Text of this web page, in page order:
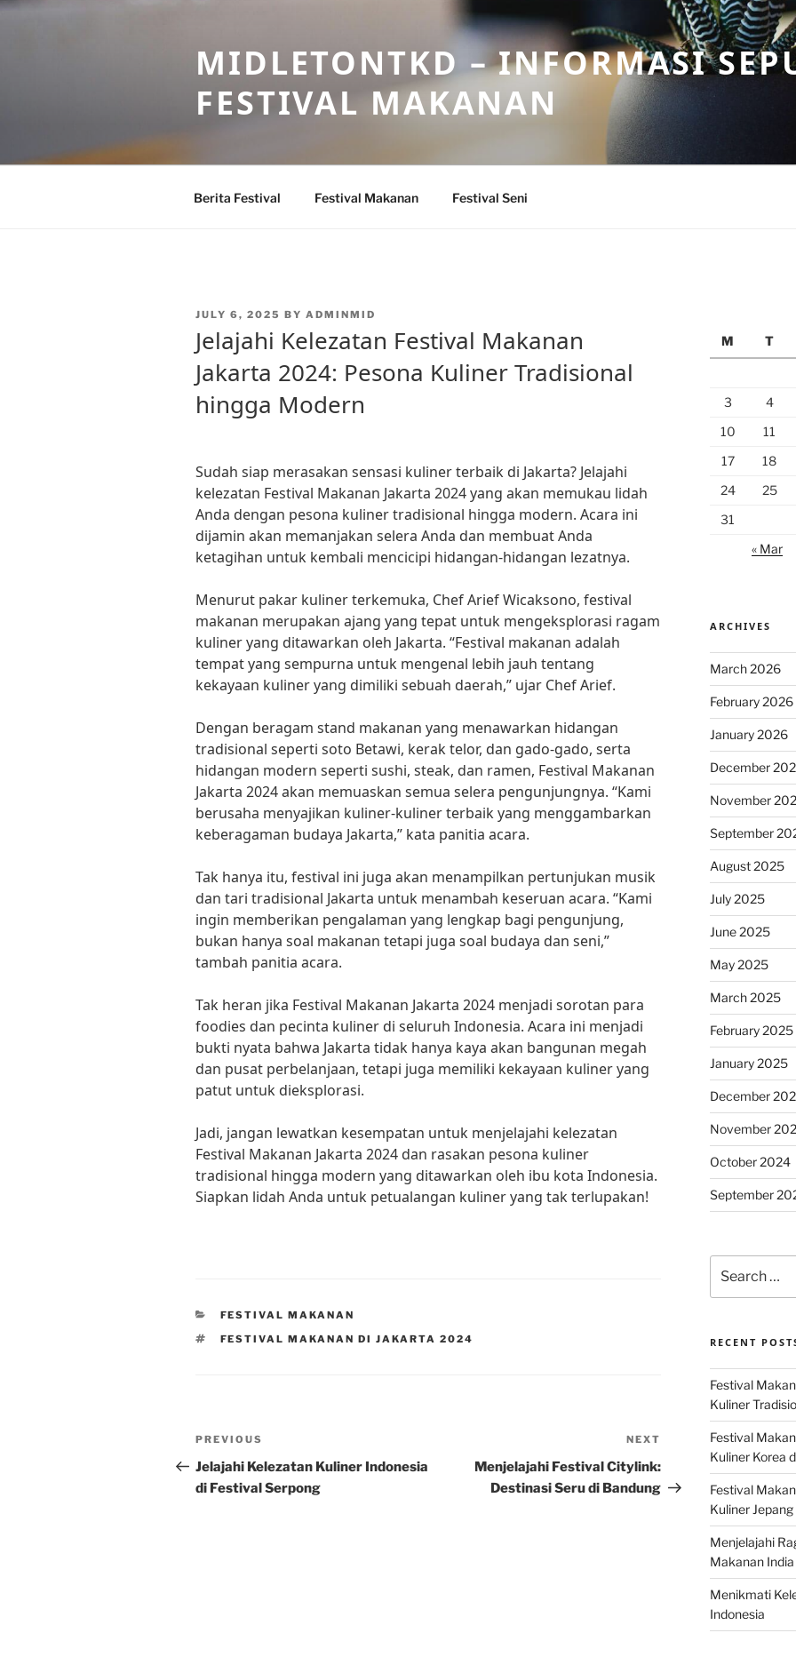
Skip
MIDLETONTKD – INFORMASI
FESTIVAL MAKANAN
Berita Festival Festival Makanan Festival Seni
POSTED
JULY 6, 2025 BY ADMINMID
Jelajahi Kelezatan Festival Makanan
Jakarta 2024: Pesona Kuliner Tradisional
hingga Modern
Sudah siap merasakan sensasi kuliner terbaik di Jakarta? Jelajahi
kelezatan Festival Makanan Jakarta 2024 yang akan memukau lidah
Anda dengan pesona kuliner tradisional hingga modern. Acara ini
dijamin akan memanjakan selera Anda dan membuat Anda
ketagihan untuk kembali mencicipi hidangan-hidangan lezatnya.
Menurut pakar kuliner terkemuka, Chef Arief Wicaksono, festival
makanan merupakan ajang yang tepat untuk mengeksplorasi ragam
kuliner yang ditawarkan oleh Jakarta. “Festival makanan adalah
tempat yang sempurna untuk mengenal lebih jauh tentang
kekayaan kuliner yang dimiliki sebuah daerah,” ujar Chef Arief.
Dengan beragam stand makanan yang menawarkan hidangan
tradisional seperti soto Betawi, kerak telor, dan gado-gado, serta
hidangan modern seperti sushi, steak, dan ramen, Festival Makanan
Jakarta 2024 akan memuaskan semua selera pengunjungnya. “Kami
berusaha menyajikan kuliner-kuliner terbaik yang menggambarkan
keberagaman budaya Jakarta,” kata panitia acara.
Tak hanya itu, festival ini juga akan menampilkan pertunjukan musik
dan tari tradisional Jakarta untuk menambah keseruan acara. “Kami
ingin memberikan pengalaman yang lengkap bagi pengunjung,
bukan hanya soal makanan tetapi juga soal budaya dan seni,”
tambah panitia acara.
Tak heran jika Festival Makanan Jakarta 2024 menjadi sorotan para
foodies dan pecinta kuliner di seluruh Indonesia. Acara ini menjadi
bukti nyata bahwa Jakarta tidak hanya kaya akan bangunan megah
dan pusat perbelanjaan, tetapi juga memiliki kekayaan kuliner yang
patut untuk dieksplorasi.
Jadi, jangan lewatkan kesempatan untuk menjelajahi kelezatan
Festival Makanan Jakarta 2024 dan rasakan pesona kuliner
tradisional hingga modern yang ditawarkan oleh ibu kota Indonesia.
Siapkan lidah Anda untuk petualangan kuliner yang tak terlupakan!
CATEGORIES
FESTIVAL MAKANAN
TAGS
FESTIVAL MAKANAN DI JAKARTA 2024
Post
navigation
Previous
Post
PREVIOUS
Jelajahi Kelezatan Kuliner Indonesia
di Festival Serpong
Post
NEXT
Menjelajahi Festival Citylink:
Destinasi Seru di Bandung
M
T
3
4
10
11
17
18
24
25
31
« Mar
ARCHIVES
March 2026
February 2026
January 2026
December
November
September
August 2025
July 2025
June 2025
May 2025
March 2025
February 2025
January 2025
December
November
October 2024
September
for:
RECENT
Festival
Kuliner
Festival
Kuliner Korea
Festival
Kuliner
Menjelajahi
Makanan
Menikmati
Indonesia